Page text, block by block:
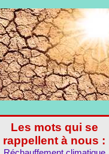
Les mots qui se
rappellent à nous :